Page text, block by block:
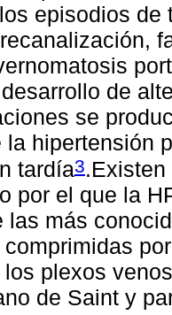
episodios de
de
se
la hipertensión
tardía3
por el que la
las más
plexos
de Saint y